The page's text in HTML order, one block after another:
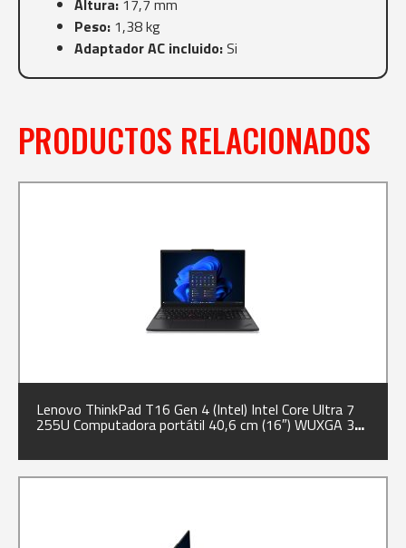
Altura: 17,7 mm
Peso: 1,38 kg
Adaptador AC incluido:Si
PRODUCTOS RELACIONADOS
Lenovo ThinkPad T16 Gen 4 (Intel) Intel Core Ultra 7
255U Computadora portátil 40,6 cm (16″) WUXGA 32
GB DDR5-SDRAM 1 TB SSD Wi-Fi 6E (802.11ax)
Windows 11 Pro Negro Español